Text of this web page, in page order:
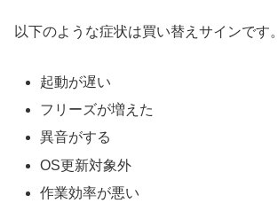
以下のような症状は買い替えサインです。
起動が遅い
フリーズが増えた
異音がする
OS更新対象外
作業効率が悪い